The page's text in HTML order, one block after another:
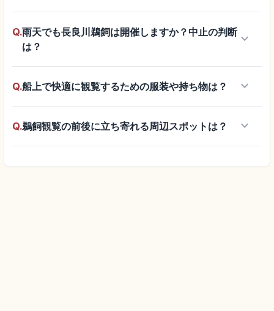
Q.雨天でも長良川鵜飼は開催しますか？中止の判断
は？
keyboard_arrow_down
Q.船上で快適に観覧するための服装や持ち物は？ keyboard_arrow_down
Q.鵜飼観覧の前後に立ち寄れる周辺スポットは？ keyboard_arrow_down